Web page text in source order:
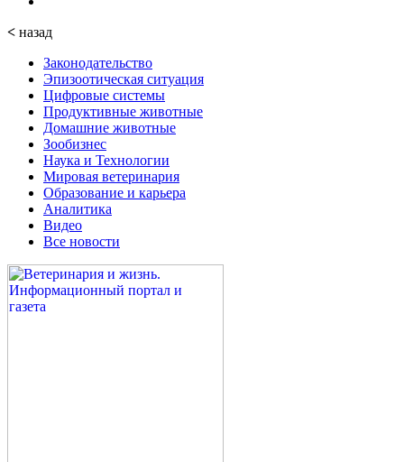
< назад
Законодательство
Эпизоотическая ситуация
Цифровые системы
Продуктивные животные
Домашние животные
Зообизнес
Наука и Технологии
Мировая ветеринария
Образование и карьера
Аналитика
Видео
Все новости